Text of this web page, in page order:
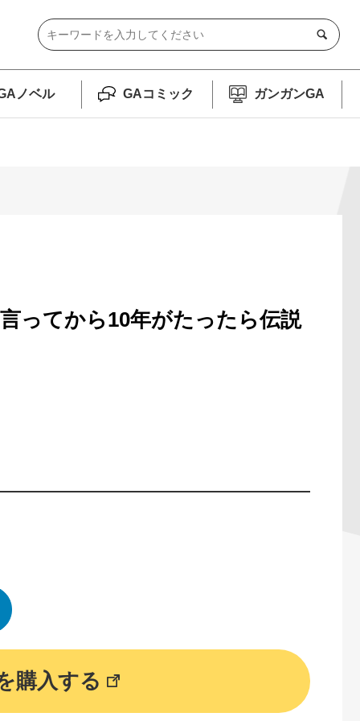
ノベル GAコミック ガンガンGA
ってから10年がたったら伝説
購入する